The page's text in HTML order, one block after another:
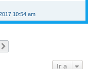
10:54 am
Ir a